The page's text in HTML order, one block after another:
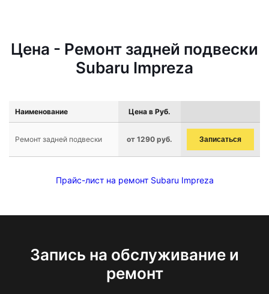
Цена - Ремонт задней подвески
Subaru Impreza
Наименование Цена в Руб.
Ремонт задней подвески от 1290 руб. Записаться
Прайс-лист на ремонт Subaru Impreza
Запись на обслуживание и
ремонт